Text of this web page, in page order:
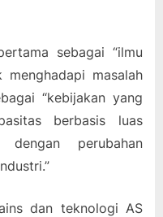
sebagai “ilmu
masalah
“kebijakan yang
berbasis luas
perubahan
dan teknologi AS